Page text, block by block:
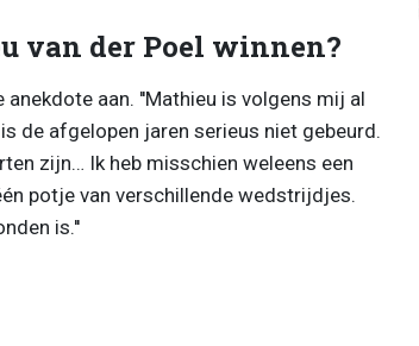
van der Poel winnen?
aan. ''Mathieu is volgens mij al
de afgelopen jaren serieus niet gebeurd.
zijn… Ik heb misschien weleens een
potje van verschillende wedstrijdjes.
is.''